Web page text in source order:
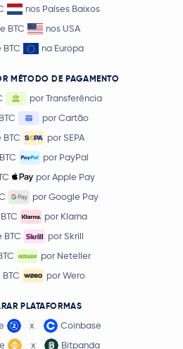
nos Países Baixos
BTC
nos USA
na Europa
MÉTODO DE PAGAMENTO
por Transferência
por Cartão
por SEPA
por PayPal
por Apple Pay
por Google Pay
por Klarna
BTC
por Skrill
por Neteller
por Wero
PLATAFORMAS
x
Coinbase
x Bitpanda